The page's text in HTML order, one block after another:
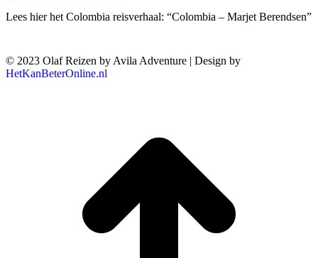
Lees hier het Colombia reisverhaal: “Colombia – Marjet Berendsen”
© 2023 Olaf Reizen by Avila Adventure | Design by
HetKanBeterOnline.nl